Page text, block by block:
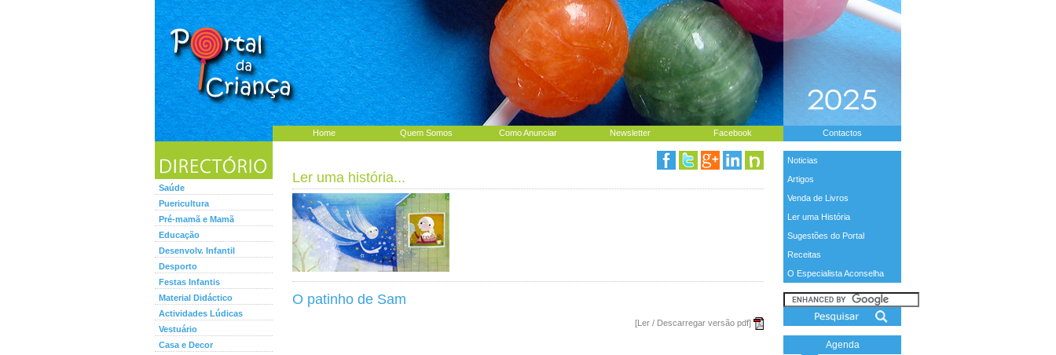
Home Quem Somos Como Anunciar Newsletter Facebook Contactos
Saúde
Puericultura
Pré-mamã e Mamã
Educação
Desenvolv. Infantil
Desporto
Festas Infantis
Material Didáctico
Actividades Lúdicas
Vestuário
Casa e Decor
Noticias
Artigos
Venda de Livros
Ler uma História
Sugestões do Portal
Receitas
O Especialista Aconselha
Agenda
Ler uma história...
O patinho de Sam
[Ler / Descarregar versão pdf]